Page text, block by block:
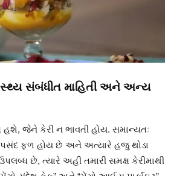
સંબંધીત માહિતી અને અન્ય
જેને કેરી ન ભાવતી હોય. સમાન્યતઃ
ફળ હોય છે અને અત્યારે હજુ થોડા
છે, ત્યારે અહી તમારી સમક્ષ કેરીમાથી